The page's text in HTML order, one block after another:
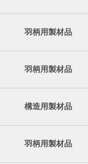
羽柄用製材品
羽柄用製材品
構造用製材品
羽柄用製材品